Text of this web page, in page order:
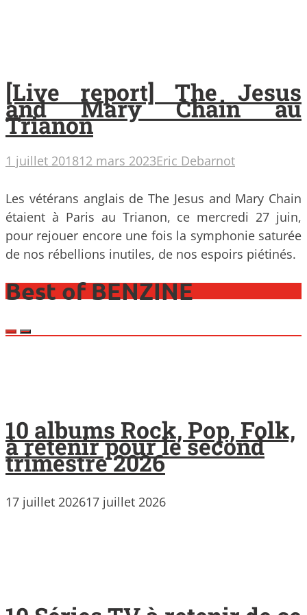
[Live report] The Jesus
and Mary Chain au
Trianon
1 juillet 201812 mars 2023Eric Debarnot
Les vétérans anglais de The Jesus and Mary Chain
étaient à Paris au Trianon, ce mercredi 27 juin,
pour rejouer encore une fois la symphonie saturée
de nos rébellions inutiles, de nos espoirs piétinés.
Best of BENZINE
10 albums Rock, Pop, Folk,
à retenir pour le second
trimestre 2026
17 juillet 202617 juillet 2026